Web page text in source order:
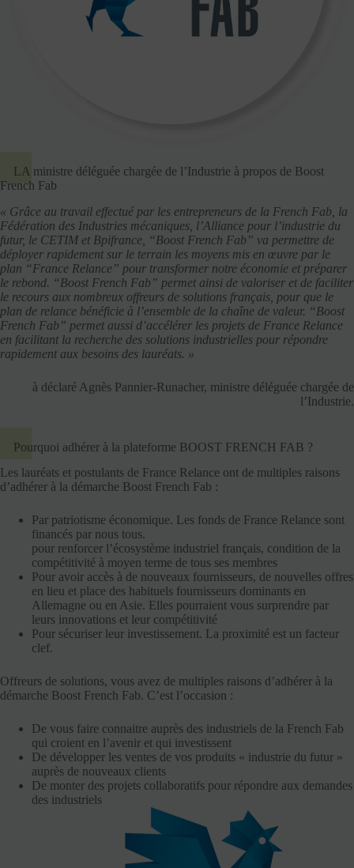
LA ministre déléguée chargée de l’Industrie à propos de Boost
French Fab
« Grâce au travail effectué par les entrepreneurs de la French Fab, la
Fédération des Industries mécaniques, l’Alliance pour l’industrie du
futur, le CETIM et Bpifrance, “Boost French Fab” va permettre de
déployer rapidement sur le terrain les moyens mis en œuvre par le
plan “France Relance” pour transformer notre économie et préparer
le rebond. “Boost French Fab” permet ainsi de valoriser et de faciliter
le recours aux nombreux offreurs de solutions français, pour que le
plan de relance bénéficie à l’ensemble de la chaîne de valeur. “Boost
French Fab” permet aussi d’accélérer les projets de France Relance
en facilitant la recherche des solutions industrielles pour répondre
rapidement aux besoins des lauréats. »
à déclaré Agnès Pannier-Runacher, ministre déléguée chargée de
l’Industrie.
Pourquoi adhérer à la plateforme BOOST FRENCH FAB ?
Les lauréats et postulants de France Relance ont de multiples raisons
d’adhérer à la démarche Boost French Fab :
Par patriotisme économique. Les fonds de France Relance sont
financés par nous tous.
pour renforcer l’écosystème industriel français, condition de la
compétitivité à moyen terme de tous ses membres
Pour avoir accès à de nouveaux fournisseurs, de nouvelles offres
en lieu et place des habituels fournisseurs dominants en
Allemagne ou en Asie. Elles pourraient vous surprendre par
leurs innovations et leur compétitivité
Pour sécuriser leur investissement. La proximité est un facteur
clef.
Offreurs de solutions, vous avez de multiples raisons d’adhérer à la
démarche Boost French Fab. C’est l’occasion :
De vous faire connaitre auprès des industriels de la French Fab
qui croient en l’avenir et qui investissent
De développer les ventes de vos produits « industrie du futur »
auprès de nouveaux clients
De monter des projets collaboratifs pour répondre aux demandes
des industriels